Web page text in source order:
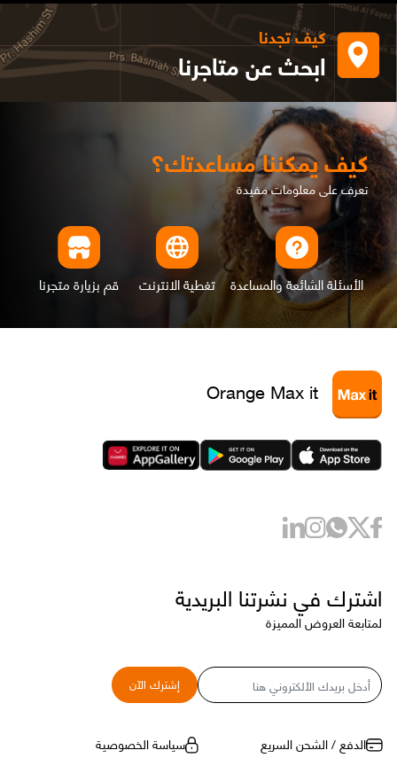
كيف تجدنا
ابحث عن متاجرنا
كيف يمكننا مساعدتك؟
تعرف على معلومات مفيدة
الأسئلة الشائعة والمساعدة تغطية الانترنت قم بزيارة متجرنا
Orange Max it
اشترك في نشرتنا البريدية
لمتابعة العروض المميزة
البريد
الإلكتروني
إشترك الآن
الدفع / الشحن السريع سياسة الخصوصية